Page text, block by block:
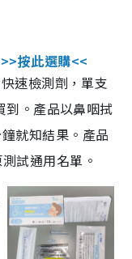
>>按此選購<<
速檢測劑，單支
。產品以鼻咽拭
就知結果。產品
試通用名單。